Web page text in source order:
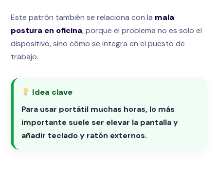
Este patrón también se relaciona con la mala
postura en oficina, porque el problema no es solo el
dispositivo, sino cómo se integra en el puesto de
trabajo.
Idea clave
Para usar portátil muchas horas, lo más
importante suele ser elevar la pantalla y
añadir teclado y ratón externos.